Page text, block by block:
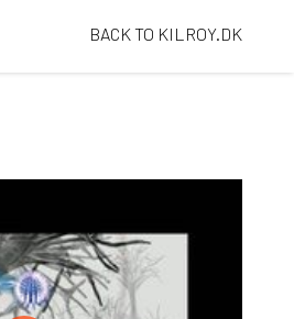
BACK TO KILROY.DK